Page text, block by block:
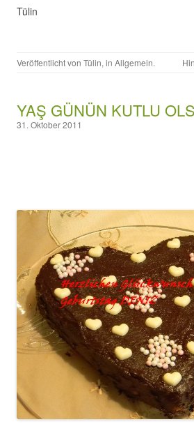
Tülin
Veröffentlicht von Tülin, in Allgemein.
YAŞ GÜNÜN KUTLU
31. Oktober 2011